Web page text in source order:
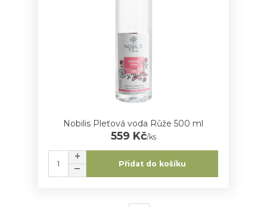
Nobilis Pleťová voda Růže 500 ml
559 Kč/ks
Přidat do košíku